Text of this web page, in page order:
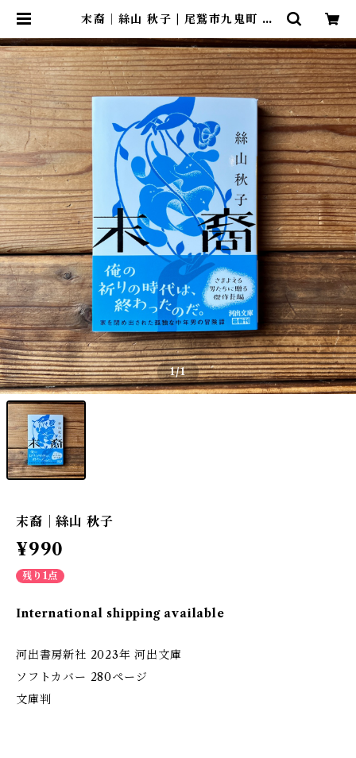
末裔｜絲山 秋子 | 尾鷲市九鬼町 漁
1/1
末裔｜絲山 秋子
¥990
残り1点
International shipping available
河出書房新社 2023年 河出文庫
ソフトカバー 280ページ
文庫判